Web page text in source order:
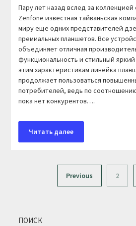
Пару лет назад вслед за
Zenfone известная тайваньская
миру еще одних представителей
премиальных планшетов. Все
объединяет отличная
функциональность и стильный
этим характеристикам линейка
продолжает пользоваться
потребителей, ведь по
пока нет конкурентов….
Читать далее
Previous 2
ПОИСК